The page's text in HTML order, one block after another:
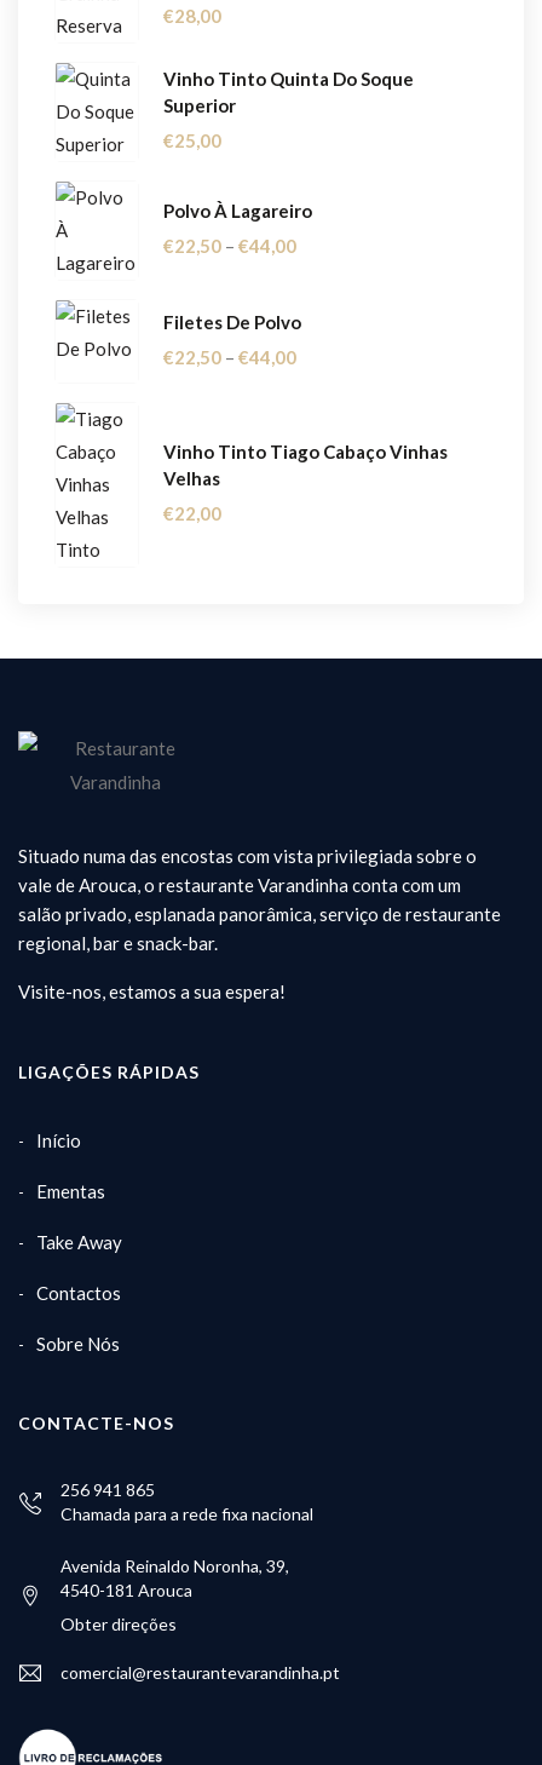
€28,00
Vinho Tinto Quinta Do Soque
Superior
€25,00
Polvo À Lagareiro
€22,50 – €44,00Price
Filetes De Polvo
€22,50 – €44,00Price
Through
Vinho Tinto Tiago Cabaço Vinhas
Velhas
€22,00
Situado numa das encostas com vista privilegiada sobre o
vale de Arouca, o restaurante Varandinha conta com um
salão privado, esplanada panorâmica, serviço de restaurante
regional, bar e snack-bar.
Visite-nos, estamos a sua espera!
LIGAÇÕES RÁPIDAS
Início
Ementas
Take Away
Contactos
Sobre Nós
CONTACTE-NOS
256 941 865
Chamada para a rede fixa nacional
Avenida Reinaldo Noronha, 39,
4540-181 Arouca
Obter direções
comercial@restaurantevarandinha.pt